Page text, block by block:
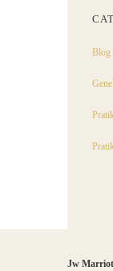
Blog
Jw